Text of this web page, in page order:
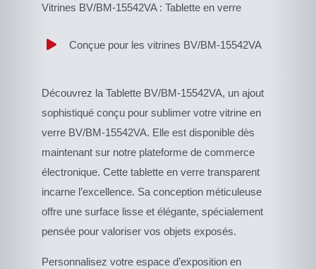
Vitrines BV/BM-15542VA : Tablette en verre
Conçue pour les vitrines BV/BM-15542VA
Découvrez la Tablette BV/BM-15542VA, un ajout
sophistiqué conçu pour sublimer votre vitrine en
verre BV/BM-15542VA. Elle est disponible dès
maintenant sur notre plateforme de commerce
électronique. Cette tablette en verre transparent
incarne l’excellence. Sa conception méticuleuse
offre une surface lisse et élégante, spécialement
pensée pour valoriser vos objets exposés.
Personnalisez votre espace d’exposition en